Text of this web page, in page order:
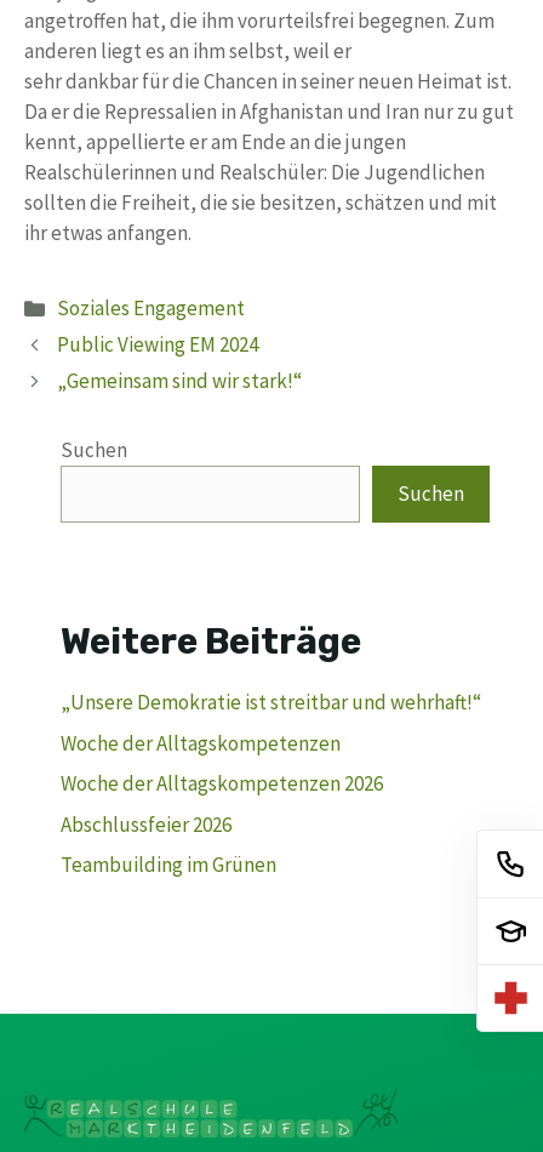
angetroffen hat, die ihm vorurteilsfrei begegnen. Zum
anderen liegt es an ihm selbst, weil er
sehr dankbar für die Chancen in seiner neuen Heimat ist.
Da er die Repressalien in Afghanistan und Iran nur zu gut
kennt, appellierte er am Ende an die jungen
Realschülerinnen und Realschüler: Die Jugendlichen
sollten die Freiheit, die sie besitzen, schätzen und mit
ihr etwas anfangen.
Kategorien
Soziales Engagement
Public Viewing EM 2024
„Gemeinsam sind wir stark!“
Suchen
Suchen
Weitere Beiträge
„Unsere Demokratie ist streitbar und wehrhaft!“
Woche der Alltagskompetenzen
Woche der Alltagskompetenzen 2026
Abschlussfeier 2026
Teambuilding im Grünen